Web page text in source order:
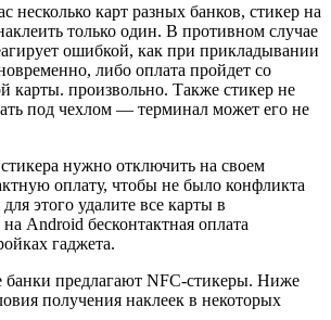
несколько карт разных банков, стикер на
только один. В противном случае
ошибкой, как при прикладывании
либо оплата пройдет со
карты. произвольно. Также стикер не
под чехлом — терминал может его не
нужно отключить на своем
оплату, чтобы не было конфликта
этого удалите все карты в
Android бесконтактная оплата
гаджета.
банки предлагают NFC-стикеры. Ниже
получения наклеек в некоторых